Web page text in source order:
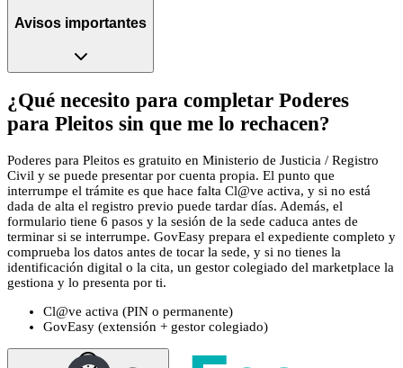
Avisos importantes
¿Qué necesito para completar Poderes
para Pleitos sin que me lo rechacen?
Poderes para Pleitos es gratuito en Ministerio de Justicia / Registro
Civil y se puede presentar por cuenta propia. El punto que
interrumpe el trámite es que hace falta Cl@ve activa, y si no está
dada de alta el registro previo puede tardar días. Además, el
formulario tiene 6 pasos y la sesión de la sede caduca antes de
terminar si se interrumpe. GovEasy prepara el expediente completo y
comprueba los datos antes de tocar la sede, y si no tienes la
identificación digital o la cita, un gestor colegiado del marketplace la
gestiona y lo presenta por ti.
Cl@ve activa (PIN o permanente)
GovEasy (extensión + gestor colegiado)